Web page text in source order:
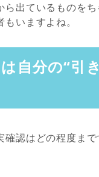
ら出ているものを
いますよね。
自分の“引
認はどの程度まで